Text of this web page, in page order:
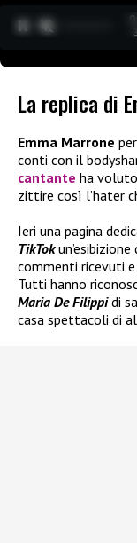
La replica di
Emma Marrone
conti con il
cantante ha
zittire così l’hater
Ieri una pagina
TikTokun’esibizione
commenti ricevuti
Tutti hanno
Maria De Filippi di
casa spettacoli di